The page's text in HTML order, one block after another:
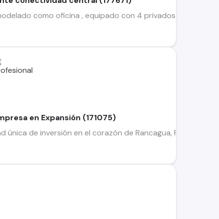
como oficina , equipado con 4 privados , sala de
en Expansión (171075)
de inversión en el corazón de Rancagua, Región de